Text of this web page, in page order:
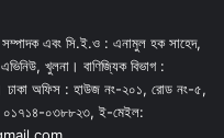
এবং সি.ই.ও : এনামুল হক সাহেদ,
খুলনা। বাণিজ্যিক বিভাগ :
ঢাকা অফিস : হাউজ নং-২০১, রোড নং-৫,
০১৭১৪-০৩৮৮২৩, ই-মেইল: